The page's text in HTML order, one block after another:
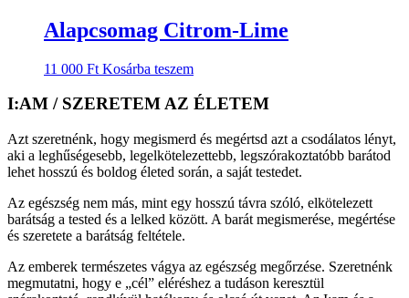
Alapcsomag Citrom-Lime
11 000 Ft Kosárba teszem
I:AM / SZERETEM AZ ÉLETEM
Azt szeretnénk, hogy megismerd és megértsd azt a csodálatos lényt,
aki a leghűségesebb, legelkötelezettebb, legszórakoztatóbb barátod
lehet hosszú és boldog életed során, a saját testedet.
Az egészség nem más, mint egy hosszú távra szóló, elkötelezett
barátság a tested és a lelked között. A barát megismerése, megértése
és szeretete a barátság feltétele.
Az emberek természetes vágya az egészség megőrzése. Szeretnénk
megmutatni, hogy e „cél” eléréshez a tudáson keresztül